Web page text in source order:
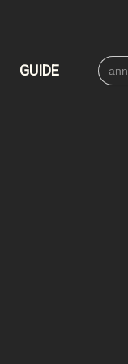
GUIDE
for: